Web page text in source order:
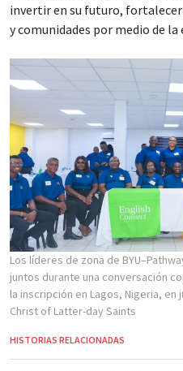
invertir en su futuro, fortalecer
y comunidades por medio de la
Los líderes de zona de
juntos durante una conversación
la inscripción en Lagos, Nigeria, en
Christ of Latter-day Saints
HISTORIAS RELACIONADAS